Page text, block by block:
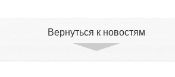
Вернуться к новостям